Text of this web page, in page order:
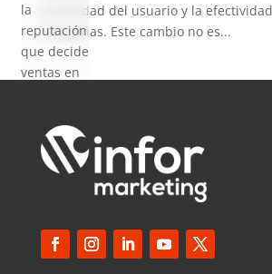
privacidad del usuario y la
campañas. Este cambio no es...
la
reputación
que decide
ventas en
para
pymes en
en Google